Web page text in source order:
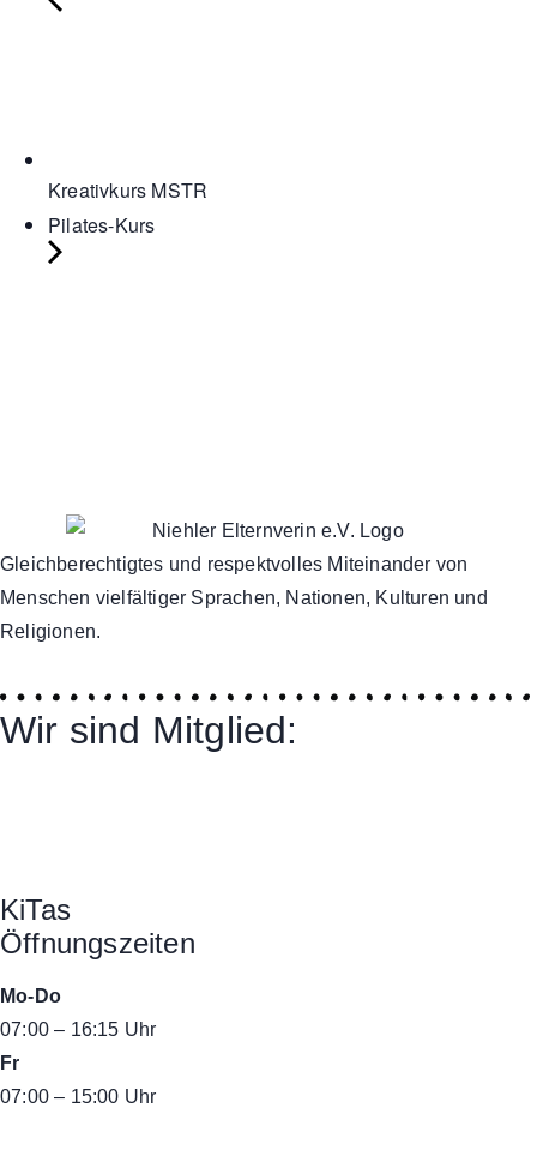
Kreativkurs MSTR
Pilates-Kurs
Gleichberechtigtes und respektvolles Miteinander von
Menschen vielfältiger Sprachen, Nationen, Kulturen und
Religionen.
Wir sind Mitglied:
KiTas
Öffnungszeiten
Mo-Do
07:00 – 16:15 Uhr
Fr
07:00 – 15:00 Uhr